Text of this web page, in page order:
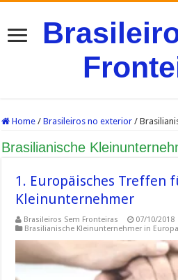
Home / Brasileiros no exterior /
Brasilianische
1. Europäisches Treffen
Kleinunternehmer
Brasileiros Sem Fronteiras
07/10/2018
Brasilianische Kleinunternehmer in Europa